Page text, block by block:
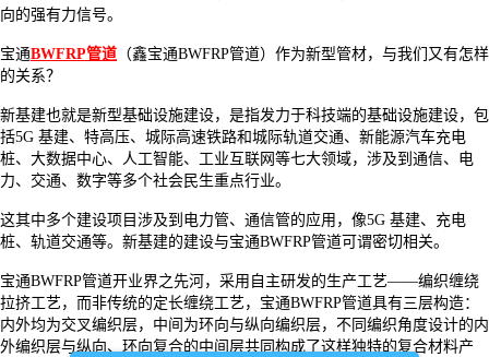
向的强有力信号。
宝通BWFRP管道 （鑫宝通BWFRP管道）作为新型管材，与我们又有怎样
的关系？
新基建也就是新型基础设施建设，是指发力于科技端的基础设施建设，包
括5G 基建、特高压、城际高速铁路和城际轨道交通、新能源汽车充电
桩、大数据中心、人工智能、工业互联网等七大领域，涉及到通信、电
力、交通、数字等多个社会民生重点行业。
这其中多个建设项目涉及到电力管、通信管的应用，像5G 基建、充电
桩、轨道交通等。新基建的建设与宝通BWFRP管道可谓密切相关。
宝通BWFRP管道开业界之先河，采用自主研发的生产工艺——编织缠绕
拉挤工艺，而非传统的定长缠绕工艺，宝通BWFRP管道具有三层构造：
内外均为交叉编织层，中间为环向与纵向编织层，不同编织角度设计的内
外编织层与纵向、环向复合的中间层共同构成了这样独特的复合材料产